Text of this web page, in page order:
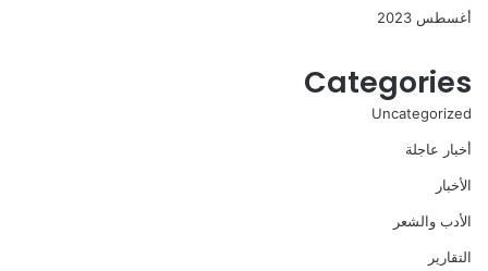
أغسطس 2023
Categories
Uncategorized
أخبار عاجلة
الأخبار
الأدب والشعر
التقارير